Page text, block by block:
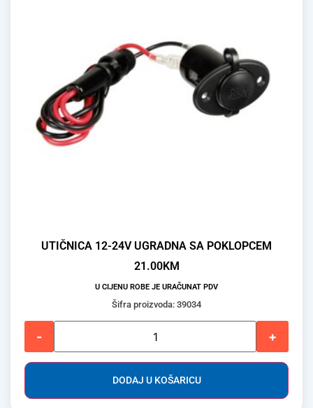
UTIČNICA 12-24V UGRADNA SA POKLOPCEM
21.00KM
U CIJENU ROBE JE URAČUNAT PDV
Šifra proizvoda: 39034
- +
DODAJ U KOŠARICU